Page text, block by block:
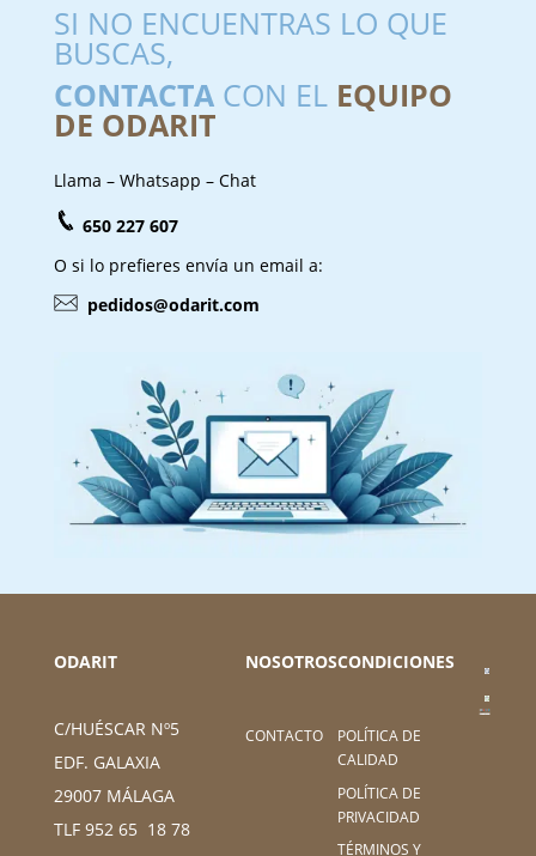
SI NO ENCUENTRAS LO QUE
BUSCAS,
CONTACTACON EL EQUIPO
DE ODARIT
Llama – Whatsapp – Chat
650 227 607
O si lo prefieres envía un email a:
pedidos@odarit.com
ODARIT
C/HUÉSCAR Nº5
EDF. GALAXIA
29007 MÁLAGA
TLF 952 65 18 78
NOSOTROS
CONTACTO
CONDICIONES
POLÍTICA DE
CALIDAD
POLÍTICA DE
PRIVACIDAD
TÉRMINOS Y